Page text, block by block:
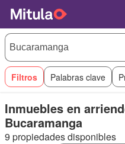
Filtros Palabras clave
Inmuebles en
Bucaramanga
9 propiedades disponibles